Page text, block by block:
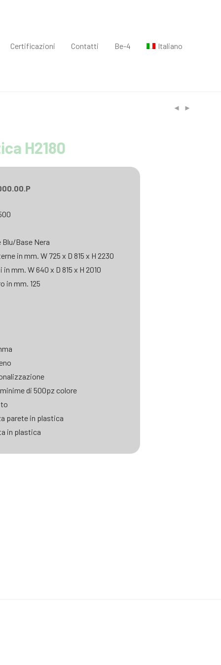
Certificazioni Contatti Be-4 Italiano
H2180
Base Nera
in mm. W 725 x D 815 x H 2230
mm. W 640 x D 815 x H 2010
in mm. 125
di 500pz colore
parete in plastica
in plastica